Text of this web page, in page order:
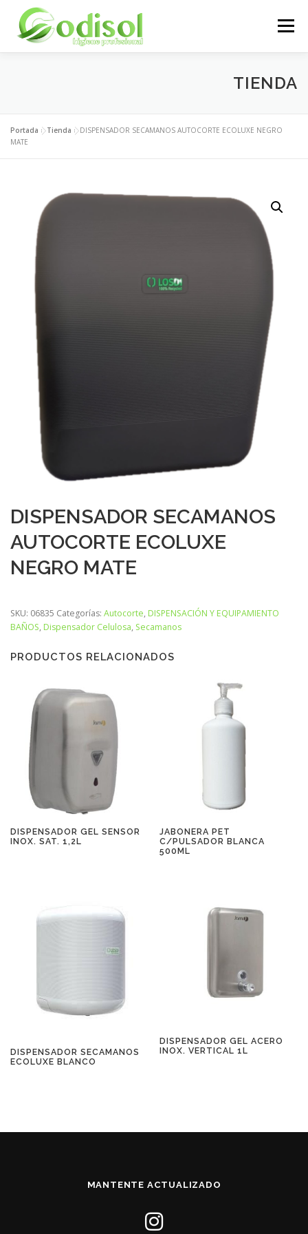
contenido
Menú
ÁREA CLIENTES CONTACTO
TIENDA
Portada »Tienda »DISPENSADOR SECAMANOS AUTOCORTE ECOLUXE NEGRO
MATE
DISPENSADOR SECAMANOS
AUTOCORTE ECOLUXE
NEGRO MATE
SKU: 06835 Categorías: Autocorte, DISPENSACIÓN Y EQUIPAMIENTO
BAÑOS, Dispensador Celulosa, Secamanos
PRODUCTOS RELACIONADOS
DISPENSADOR GEL SENSOR
INOX. SAT. 1,2L
JABONERA PET
C/PULSADOR BLANCA
500ML
DISPENSADOR SECAMANOS
ECOLUXE BLANCO
DISPENSADOR GEL ACERO
INOX. VERTICAL 1L
MANTENTE ACTUALIZADO